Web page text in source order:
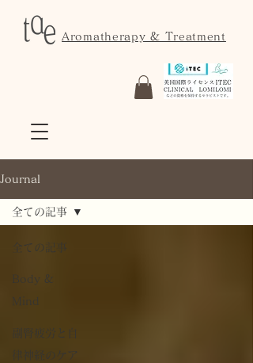
Aromatherapy & Treatment
Journal
全ての記事
Body &
Mind
副腎疲労と自
律神経のケア
全ての記事